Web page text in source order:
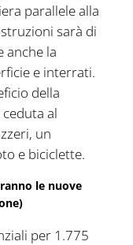
parallele alla
sarà di
anche la
e interrati.
della
ceduta al
un
e biciclette.
le nuove
per 1.775